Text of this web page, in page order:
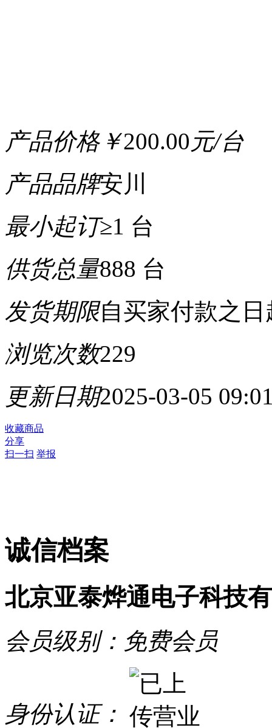
产品价格￥200.00 元/台
产品品牌安川
最小起订≥1 台
供货总量888 台
发货期限自买家付款之
浏览次数229
更新日期2025-03-05
收藏商品
分享
扫一扫 举报
诚信档案
北京亚泰烨通电子科技
会员级别： 免费会员
身份认证：